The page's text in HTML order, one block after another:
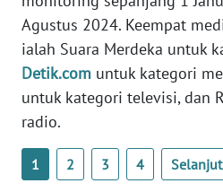
Agustus 2024. Keempat
ialah Suara Merdeka untuk
Detik.com untuk kategori
untuk kategori televisi, dan
radio.
1 2 3 4
WN
JATIM
WN
BALI